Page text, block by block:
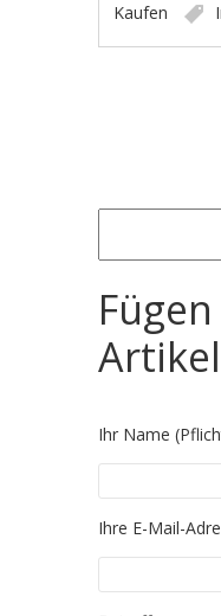
Kaufen
Ihr Name
Please leave this
Ihre E-Mail-